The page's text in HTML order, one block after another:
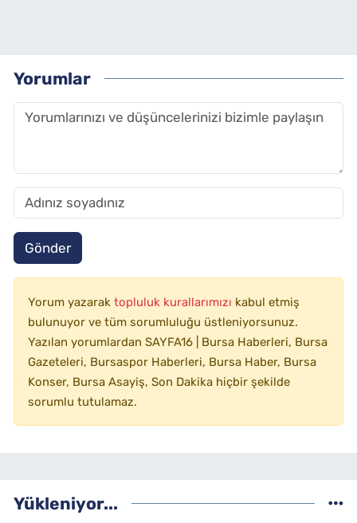
Yorumlar
Gönder
Yorum yazarak topluluk kurallarımızı kabul etmiş
bulunuyor ve tüm sorumluluğu üstleniyorsunuz.
Yazılan yorumlardan SAYFA16 | Bursa Haberleri, Bursa
Gazeteleri, Bursaspor Haberleri, Bursa Haber, Bursa
Konser, Bursa Asayiş, Son Dakika hiçbir şekilde
sorumlu tutulamaz.
Yükleniyor...